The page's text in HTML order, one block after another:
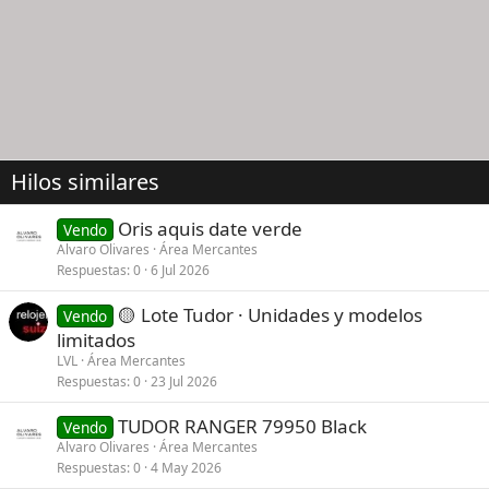
Hilos similares
Vendo Oris aquis date verde
Alvaro Olivares Área Mercantes
Respuestas 0 6 Jul 2026
Vendo 🟡 Lote Tudor · Unidades y modelos
limitados
LVL Área Mercantes
Respuestas 0 23 Jul 2026
Vendo TUDOR RANGER 79950 Black
Alvaro Olivares Área Mercantes
Respuestas 0 4 May 2026